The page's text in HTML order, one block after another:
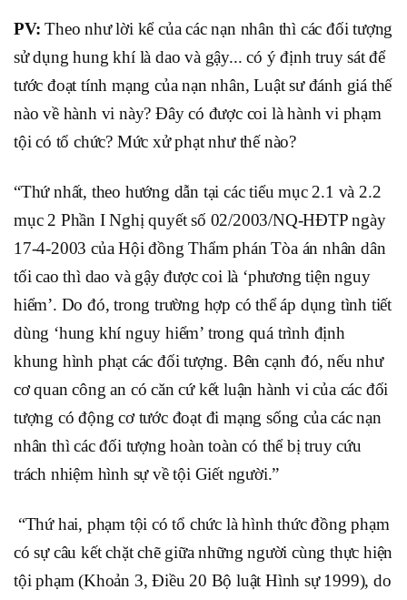
PV: Theo như lời kể của các nạn nhân thì các đối tượng
sử dụng hung khí là dao và gậy... có ý định truy sát để
tước đoạt tính mạng của nạn nhân, Luật sư đánh giá thế
nào về hành vi này? Đây có được coi là hành vi phạm
tội có tổ chức? Mức xử phạt như thế nào?
“Thứ nhất, theo hướng dẫn tại các tiểu mục 2.1 và 2.2
mục 2 Phần I Nghị quyết số 02/2003/NQ-HĐTP ngày
17-4-2003 của Hội đồng Thẩm phán Tòa án nhân dân
tối cao thì dao và gậy được coi là ‘phương tiện nguy
hiểm’. Do đó, trong trường hợp có thể áp dụng tình tiết
dùng ‘hung khí nguy hiểm’ trong quá trình định
khung hình phạt các đối tượng. Bên cạnh đó, nếu như
cơ quan công an có căn cứ kết luận hành vi của các đối
tượng có động cơ tước đoạt đi mạng sống của các nạn
nhân thì các đối tượng hoàn toàn có thể bị truy cứu
trách nhiệm hình sự về tội Giết người.”
“Thứ hai, phạm tội có tổ chức là hình thức đồng phạm
có sự câu kết chặt chẽ giữa những người cùng thực hiện
tội phạm (Khoản 3, Điều 20 Bộ luật Hình sự 1999), do